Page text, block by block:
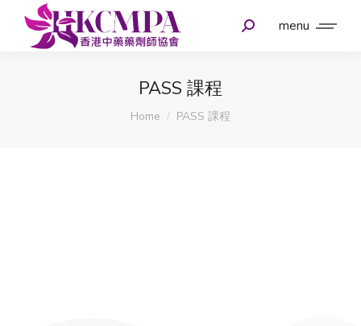
menu
PASS 課程
You are here:
Home PASS 課程